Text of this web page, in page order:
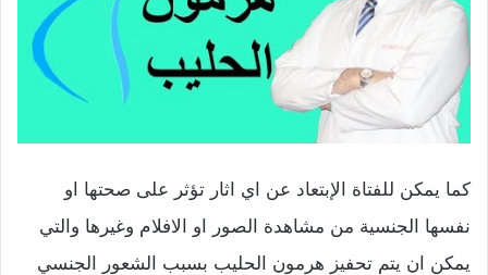
كما يمكن للفتاة الإبتعاد عن اي اثار تؤثر على صحتها او
نفسها الجنسية من مشاهدة الصور او الافلام وغيرها والتي
يمكن ان يتم تحفيز هرمون الحليب بسبب الشعور الجنسي